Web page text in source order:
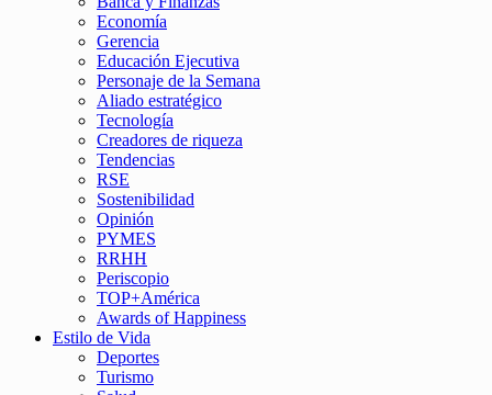
Economía
Gerencia
Educación Ejecutiva
Personaje de la Semana
Aliado estratégico
Tecnología
Creadores de riqueza
Tendencias
RSE
Sostenibilidad
Opinión
PYMES
RRHH
Periscopio
TOP+América
Awards of Happiness
Estilo de Vida
Deportes
Turismo